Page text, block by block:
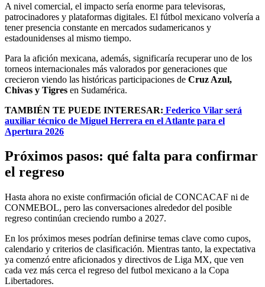
A nivel comercial, el impacto sería enorme para televisoras,
patrocinadores y plataformas digitales. El fútbol mexicano volvería a
tener presencia constante en mercados sudamericanos y
estadounidenses al mismo tiempo.
Para la afición mexicana, además, significaría recuperar uno de los
torneos internacionales más valorados por generaciones que
crecieron viendo las históricas participaciones de Cruz Azul,
Chivas y Tigres en Sudamérica.
TAMBIÉN TE PUEDE INTERESAR: Federico Vilar será
auxiliar técnico de Miguel Herrera en el Atlante para el
Apertura 2026
Próximos pasos: qué falta para confirmar
el regreso
Hasta ahora no existe confirmación oficial de CONCACAF ni de
CONMEBOL, pero las conversaciones alrededor del posible
regreso continúan creciendo rumbo a 2027.
En los próximos meses podrían definirse temas clave como cupos,
calendario y criterios de clasificación. Mientras tanto, la expectativa
ya comenzó entre aficionados y directivos de Liga MX, que ven
cada vez más cerca el regreso del futbol mexicano a la Copa
Libertadores.